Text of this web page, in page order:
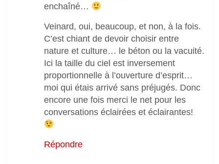
enchaîné…
Veinard, oui, beaucoup, et non, à la fois.
C’est chiant de devoir choisir entre
nature et culture… le béton ou la vacuité.
Ici la taille du ciel est inversement
proportionnelle à l’ouverture d’esprit…
moi qui étais arrivé sans préjugés. Donc
encore une fois merci le net pour les
conversations éclairées et éclairantes!
Répondre